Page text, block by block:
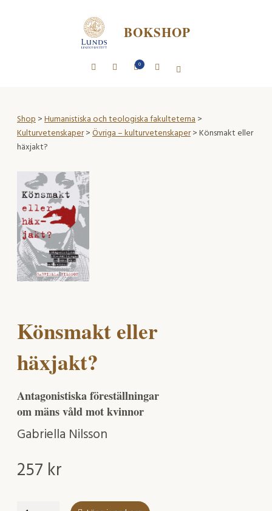
BOKSHOP
0
Shop>Humanistiska och teologiska fakulteterna>
Kulturvetenskaper>Övriga – kulturvetenskaper> Könsmakt eller
häxjakt?
Könsmakt eller
häxjakt?
Antagonistiska föreställningar
om mäns våld mot kvinnor
Gabriella Nilsson
257 kr
Könsmakt